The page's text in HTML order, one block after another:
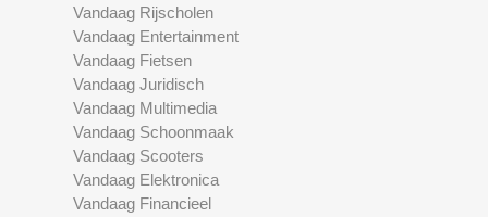
Vandaag Rijscholen
Vandaag Entertainment
Vandaag Fietsen
Vandaag Juridisch
Vandaag Multimedia
Vandaag Schoonmaak
Vandaag Scooters
Vandaag Elektronica
Vandaag Financieel